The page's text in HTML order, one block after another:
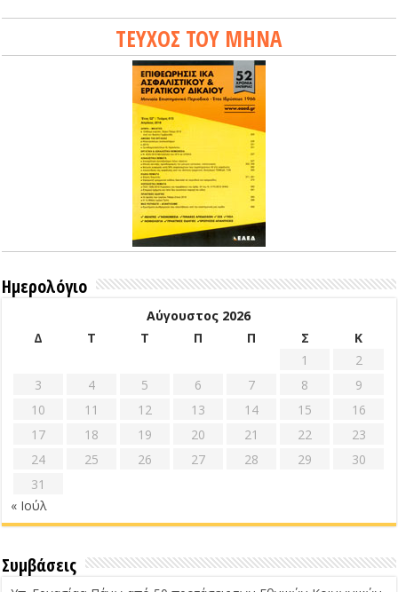
ΤΕΥΧΟΣ ΤΟΥ ΜΗΝΑ
Ημερολόγιο
Αύγουστος 2026
Δ
Τ Τ Π Π Σ
Κ
1
2
3
4 5 6 7 8
9
10
11 12 13 14 15
16
17
18 19 20 21 22
23
24
25 26 27 28 29
30
31
« Ιούλ
Συμβάσεις